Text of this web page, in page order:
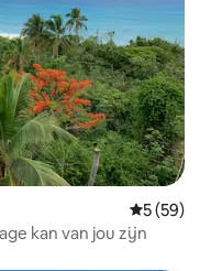
5 (59)
kan van jou zijn